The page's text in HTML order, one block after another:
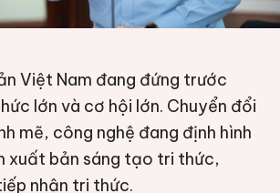
Việt Nam đang đứng trước
lớn và cơ hội lớn. Chuyển đổi
mẽ, công nghệ đang định hình
xuất bản sáng tạo tri thức,
nhận tri thức.